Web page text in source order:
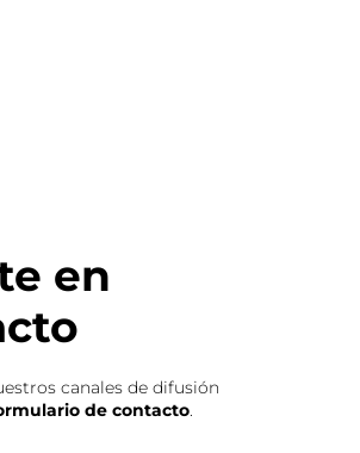
en
canales de difusión
de contacto.